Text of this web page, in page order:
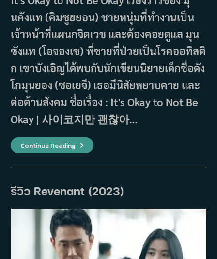
นคังแท (คิมซูฮยอน) ชายหนุ่มที่ทำงานเป็น
เจ้าหน้าที่แผนกจิตเวช และต้องคอยดูแล มุน
ซังแท (โอจองเซ) พี่ชายที่ป่วยเป็นโรคออทิสติ
ก เขาบังเอิญได้พบกับนักเขียนนิยายเด็กชื่อดัง
โกมุนยอง (ซอเยจี) เธอมีนิสัยหยาบคาย และ
ต่อต้านสังคม ชื่อเรื่อง : It's Okay to Not Be
Okay | 사이코지만 괜찮아…
Continue Readingเรื่อง
ย่อ
It’s
To
Not
Be
เรื่อง
หัวใจ
ไม่
ไหว
อย่า
ฝืน
(2020)
รีวิว Revenant (2023)